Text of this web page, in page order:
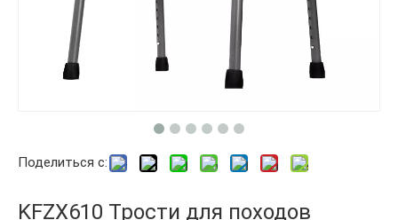
Поделиться с:
KFZX610 Трости для походов